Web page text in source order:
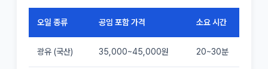
오일 종류 공임 포함 가격 소요 시간
광유 (국산) 35,000~45,000원 20~30분